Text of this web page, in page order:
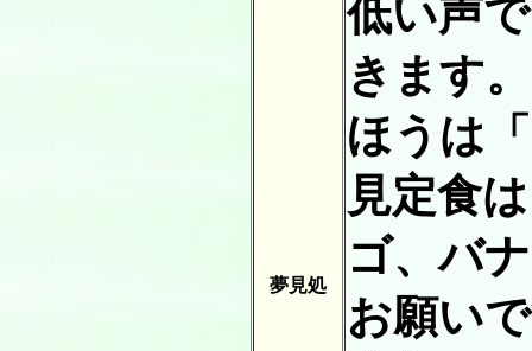
夢見処
低い声
きます
ほうは
見定食
ゴ、バ
お願い